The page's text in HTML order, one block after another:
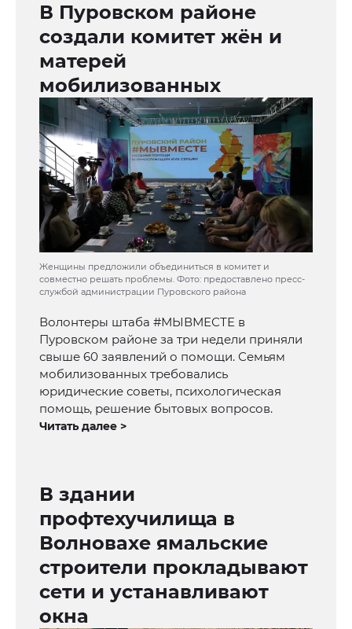
В Пуровском районе
создали комитет жён и
матерей
мобилизованных
Женщины предложили объединиться в комитет и
совместно решать проблемы. Фото: предоставлено пресс-
службой администрации Пуровского района
Волонтеры штаба #МЫВМЕСТЕ в
Пуровском районе за три недели приняли
свыше 60 заявлений о помощи. Семьям
мобилизованных требовались
юридические советы, психологическая
помощь, решение бытовых вопросов.
Читать далее >
В здании
профтехучилища в
Волновахе ямальские
строители прокладывают
сети и устанавливают
окна